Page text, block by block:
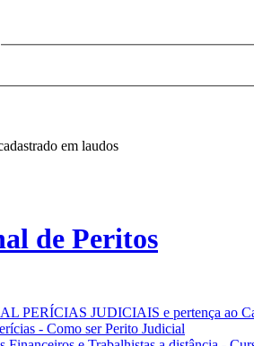
em laudos
de Peritos
PERÍCIAS JUDICIAIS e pertença ao
- Como ser Perito Judicial